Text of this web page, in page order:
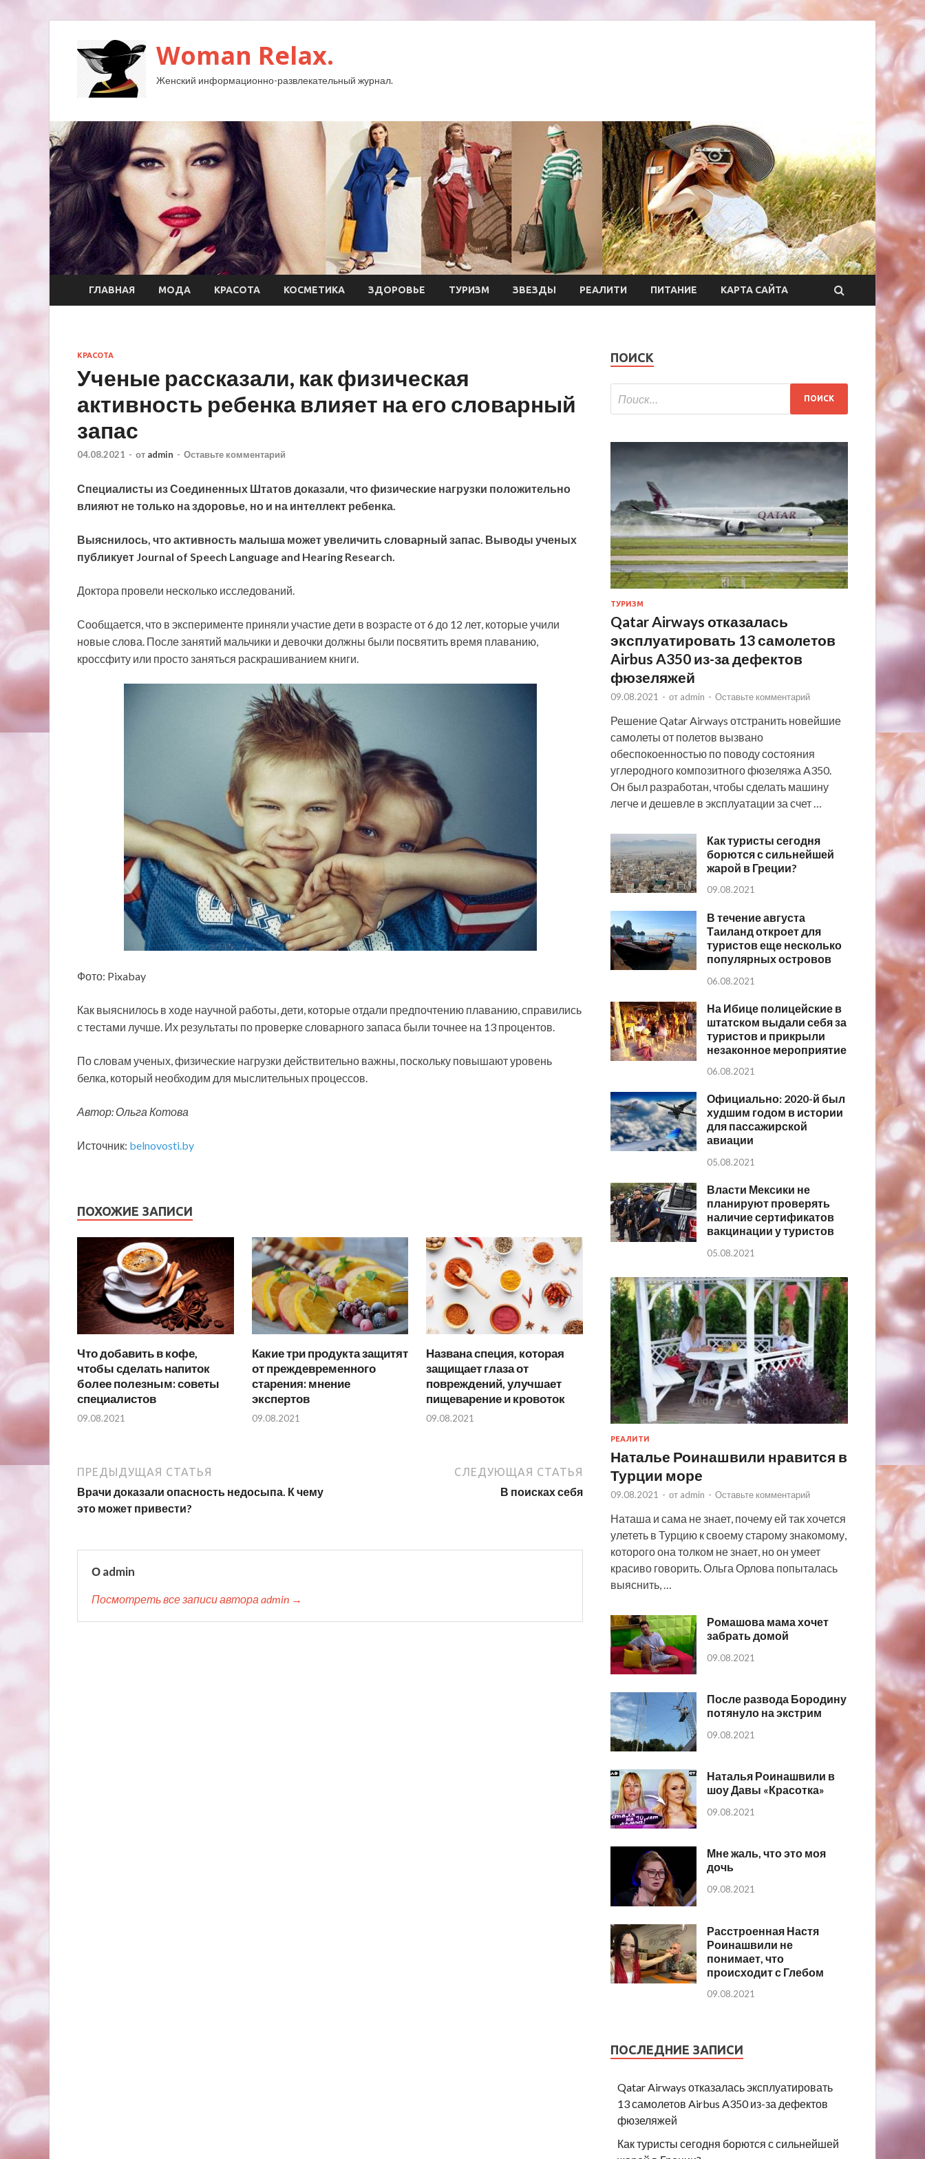
Woman Relax.
Женский информационно-развлекательный журнал.
ГЛАВНАЯ МОДА КРАСОТА КОСМЕТИКА ЗДОРОВЬЕ ТУРИЗМ ЗВЕЗДЫ РЕАЛИТИ ПИТАНИЕ КАРТА САЙТА
КРАСОТА
Ученые рассказали, как физическая
активность ребенка влияет на его словарный
запас
04.08.2021 - от admin - Оставьте комментарий
Специалисты из Соединенных Штатов доказали, что физические нагрузки положительно
влияют не только на здоровье, но и на интеллект ребенка.
Выяснилось, что активность малыша может увеличить словарный запас. Выводы ученых
публикует Journal of Speech Language and Hearing Research.
Доктора провели несколько исследований.
Сообщается, что в эксперименте приняли участие дети в возрасте от 6 до 12 лет, которые учили
новые слова. После занятий мальчики и девочки должны были посвятить время плаванию,
кроссфиту или просто заняться раскрашиванием книги.
Фото: Pixabay
Как выяснилось в ходе научной работы, дети, которые отдали предпочтению плаванию, справились
с тестами лучше. Их результаты по проверке словарного запаса были точнее на 13 процентов.
По словам ученых, физические нагрузки действительно важны, поскольку повышают уровень
белка, который необходим для мыслительных процессов.
Автор: Ольга Котова
Источник: belnovosti.by
ПОХОЖИЕ ЗАПИСИ
Что добавить в кофе,
чтобы сделать напиток
более полезным: советы
специалистов
09.08.2021
Какие три продукта защитят
от преждевременного
старения: мнение
экспертов
09.08.2021
Названа специя, которая
защищает глаза от
повреждений, улучшает
пищеварение и кровоток
09.08.2021
ПРЕДЫДУЩАЯ СТАТЬЯ
Врачи доказали опасность недосыпа. К чему
это может привести?
СЛЕДУЮЩАЯ СТАТЬЯ
В поисках себя
О admin
Посмотреть все записи автора admin →
ПОИСК
ТУРИЗМ
Qatar Airways отказалась
эксплуатировать 13 самолетов
Airbus A350 из-за дефектов
фюзеляжей
09.08.2021 - от admin - Оставьте комментарий
Решение Qatar Airways отстранить новейшие
самолеты от полетов вызвано
обеспокоенностью по поводу состояния
углеродного композитного фюзеляжа A350.
Он был разработан, чтобы сделать машину
легче и дешевле в эксплуатации за счет …
Как туристы сегодня
борются с сильнейшей
жарой в Греции?
09.08.2021
В течение августа
Таиланд откроет для
туристов еще несколько
популярных островов
06.08.2021
На Ибице полицейские в
штатском выдали себя за
туристов и прикрыли
незаконное мероприятие
06.08.2021
Официально: 2020-й был
худшим годом в истории
для пассажирской
авиации
05.08.2021
Власти Мексики не
планируют проверять
наличие сертификатов
вакцинации у туристов
05.08.2021
РЕАЛИТИ
Наталье Роинашвили нравится в
Турции море
09.08.2021 - от admin - Оставьте комментарий
Наташа и сама не знает, почему ей так хочется
улететь в Турцию к своему старому знакомому,
которого она толком не знает, но он умеет
красиво говорить. Ольга Орлова попыталась
выяснить, …
Ромашова мама хочет
забрать домой
09.08.2021
После развода Бородину
потянуло на экстрим
09.08.2021
Наталья Роинашвили в
шоу Давы «Красотка»
09.08.2021
Мне жаль, что это моя
дочь
09.08.2021
Расстроенная Настя
Роинашвили не
понимает, что
происходит с Глебом
09.08.2021
ПОСЛЕДНИЕ ЗАПИСИ
Qatar Airways отказалась эксплуатировать
13 самолетов Airbus A350 из-за дефектов
фюзеляжей
Как туристы сегодня борются с сильнейшей